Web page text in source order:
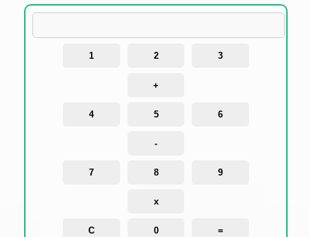
1 2 3
+
4 5 6
-
7 8 9
x
C 0 =